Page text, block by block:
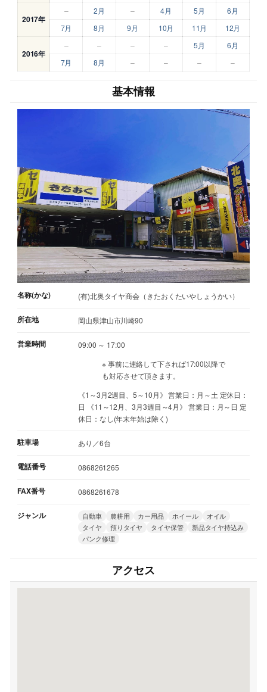
2017年
– 2月 – 4月 5月
6月
7月
8月 9月 10月 11月 12月
2016年
– – – – 5月
6月
7月
8月 – – – –
基本情報
名称(かな) (有)北奥タイヤ商会（きたおくたいやしょうかい）
所在地 岡山県津山市川崎90
営業時間
09:00 ～ 17:00
※ 事前に連絡して下されば17:00以降で
も対応させて頂きます。
《1～3月2週目、5～10月》 営業日：月～土 定休日：
日 《11～12月、3月3週目～4月》 営業日：月～日 定
休日：なし(年末年始は除く)
駐車場 あり／6台
電話番号 0868261265
FAX番号 0868261678
ジャンル 自動車 農耕用 カー用品 ホイール
オイル
タイヤ
預りタイヤ タイヤ保管
新品タイヤ持込み
パンク修理
アクセス